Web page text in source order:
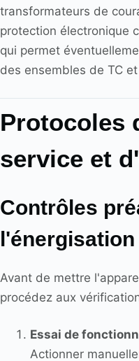
transformateurs de
protection électronique
qui permet
des ensembles de TC
Protocoles
service et
Contrôles
l'énergisation
Avant de mettre
procédez aux
Essai de
Actionner